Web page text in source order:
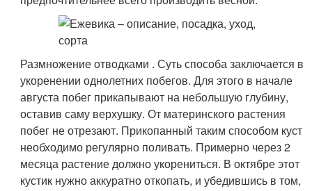
Размножение отводками . Суть способа заключается в
укоренении однолетних побегов. Для этого в начале
августа побег прикапывают на небольшую глубину,
оставив саму верхушку. От материнского растения
побег не отрезают. Прикопанный таким способом куст
необходимо регулярно поливать. Примерно через 2
месяца растение должно укорениться. В октябре этот
кустик нужно аккуратно откопать, и убедившись в том,